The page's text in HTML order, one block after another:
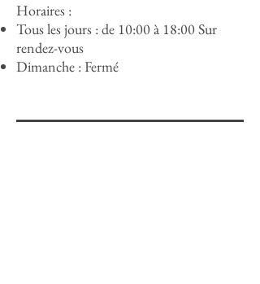
Horaires :
Tous les jours : de 10:00 à 18:00 Sur
rendez-vous
Dimanche : Fermé